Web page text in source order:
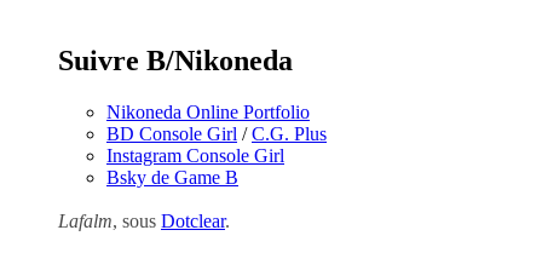
Suivre B/Nikoneda
Nikoneda Online Portfolio
BD Console Girl /C.G. Plus
Instagram Console Girl
Bsky de Game B
Lafalm, sous Dotclear.